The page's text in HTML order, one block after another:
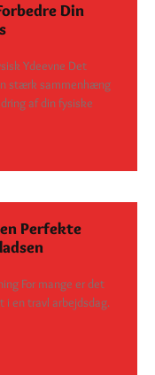
Din
Ydeevne Det
stærk sammenhæng
af din fysiske
Perfekte
For mange er det
i en travl arbejdsdag.